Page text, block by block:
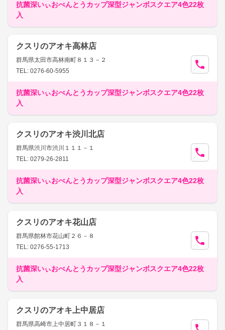
抗菌深いぃおべんとうカップ深型ジャンボスクエア4色22枚
入
クスリのアオキ高林店
群馬県太田市高林南町８１３－２
TEL: 0276-60-5955
抗菌深いぃおべんとうカップ深型ジャンボスクエア4色22枚
入
クスリのアオキ渋川北店
群馬県渋川市渋川１１１－１
TEL: 0279-26-2811
抗菌深いぃおべんとうカップ深型ジャンボスクエア4色22枚
入
クスリのアオキ花山店
群馬県館林市花山町２６－８
TEL: 0276-55-1713
抗菌深いぃおべんとうカップ深型ジャンボスクエア4色22枚
入
クスリのアオキ上中居店
群馬県高崎市上中居町３１８－１